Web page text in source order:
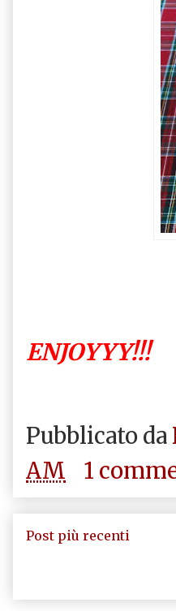
ENJOYYY!!!
Pubblicato da
AM
1
Post più recenti